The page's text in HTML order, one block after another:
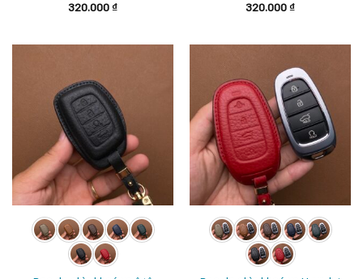
320.000₫
320.000₫